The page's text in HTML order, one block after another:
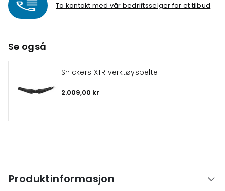
Ta kontakt med vår bedriftsselger for et tilbud
Se også
Snickers XTR verktøysbelte
2.009,00 kr
Produktinformasjon